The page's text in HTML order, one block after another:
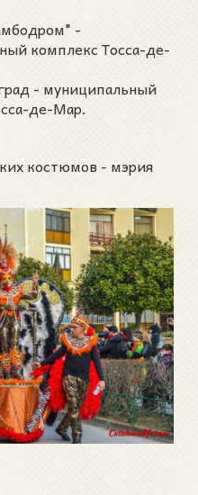
-
комплекс Тосса-де-
- муниципальный
де-Мар.
костюмов - мэрия